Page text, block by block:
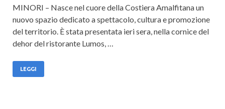
MINORI – Nasce nel cuore della Costiera Amalfitana un
nuovo spazio dedicato a spettacolo, cultura e promozione
del territorio. È stata presentata ieri sera, nella cornice del
dehor del ristorante Lumos, …
LEGGI